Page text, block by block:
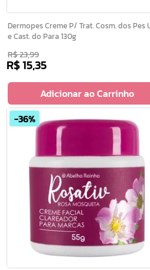
Dermopes Creme P/ Trat. Cosm. dos Pes Ureia
e Cast. do Para 130g
R$23,99
R$15,35
Adicionar ao Carrinho
36%